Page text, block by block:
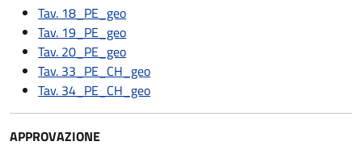
Tav. 18_PE_geo
Tav. 19_PE_geo
Tav. 20_PE_geo
Tav. 33_PE_CH_geo
Tav. 34_PE_CH_geo
APPROVAZIONE